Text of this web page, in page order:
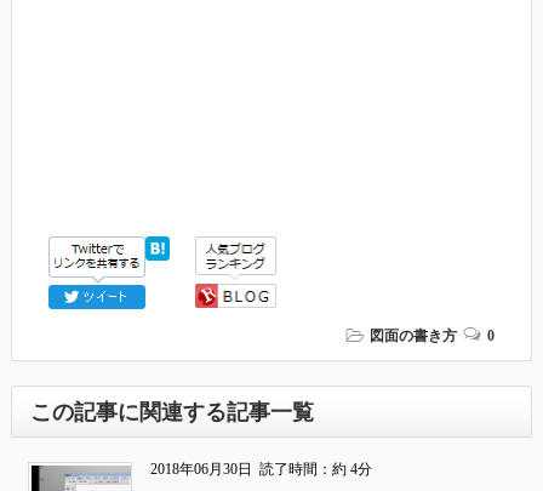
図面の書き方 0
この記事に関連する記事一覧
2018年06月30日 読了時間：約 4分